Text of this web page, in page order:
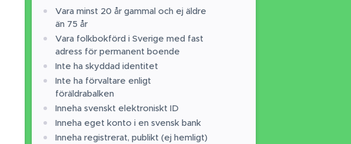
Vara minst 20 år gammal och ej äldre
än 75 år
Vara folkbokförd i Sverige med fast
adress för permanent boende
Inte ha skyddad identitet
Inte ha förvaltare enligt
föräldrabalken
Inneha svenskt elektroniskt ID
Inneha eget konto i en svensk bank
Inneha registrerat, publikt (ej hemligt)